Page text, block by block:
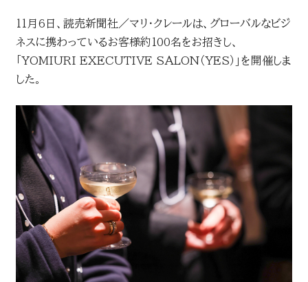
新聞
デジタル
ターゲットメディア
AWARD
読売新聞の広告賞
読売新聞の広告賞 トップ
読売マーケティング賞
読売広告大賞
CONTACT
お問い合わせ
DOWNLOADS
資料ダウンロード
11月6日、読売新聞社／マリ・クレールは、グローバルなビジ
ネスに携わっているお客様約100名をお招きし、
「YOMIURI EXECUTIVE SALON（YES）」を開催しま
した。